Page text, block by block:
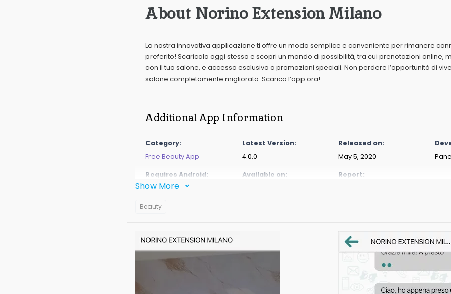
About Norino Extension Milano
La nostra innovativa applicazione ti offre un modo semplice e conveniente per rimanere
preferito! Scaricala oggi stesso e scopri un mondo di possibilità, tra cui prenotazioni online,
con il tuo salone, e accesso esclusivo a promozioni speciali. Non perdere l’opportunità di
salone completamente migliorata. Scarica l’app ora!
Additional App Information
Category:
Free Beauty App
Latest Version:
4.0.0
Released on:
May 5, 2020
Requires Android:
Android 4.4+
Available on:
Report:
Show More
Beauty